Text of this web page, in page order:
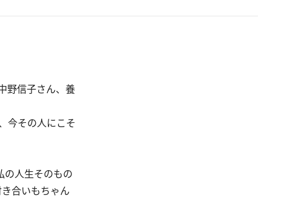
野信子さん、養
今その人にこそ
の人生そのもの
合いもちゃん